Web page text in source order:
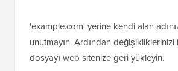
'example.com' yerine kendi alan
unutmayın. Ardından
dosyayı web sitenize geri yükleyin.